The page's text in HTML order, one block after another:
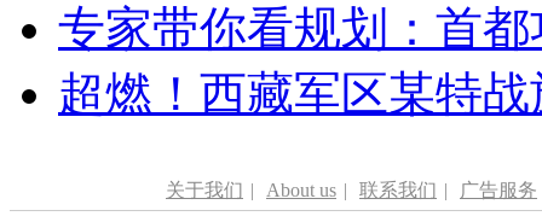
专家带你看规划：首
超燃！西藏军区某特
关于我们 | About us | 联系我们 | 广告服务